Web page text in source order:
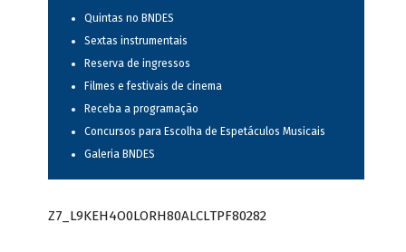
Quintas no BNDES
Sextas instrumentais
Reserva de ingressos
Filmes e festivais de cinema
Receba a programação
Concursos para Escolha de Espetáculos Musicais
Galeria BNDES
Z7_L9KEH4O0LORH80ALCLTPF80282